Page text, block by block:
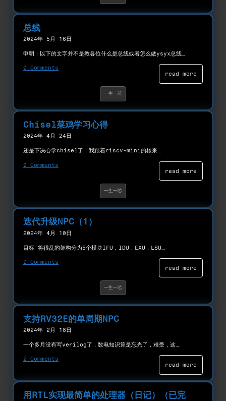
总线
2024年 5月 16日
申明：以下的文字并不是教各位什么是总线或者怎么做ysyx总线…
0 Comments
read more
一生一芯
Chisel菜鸡学习心得
2024年 4月 24日
还是下决心学chisel了，我跟着riscv-mini的核来…
0 Comments
read more
一生一芯
迭代升级NPC（1）
2024年 4月 10日
目标 将很乱的架构分为5个模块IFU，IDU，EXU，LSU…
0 Comments
read more
一生一芯
支持RV32E的单周期NPC
2024年 2月 18日
一个多月没有写verilog了，数电知识算是忘光了，难受，这…
2 Comments
read more
用RTL实现最简单的处理器（日记）（已完